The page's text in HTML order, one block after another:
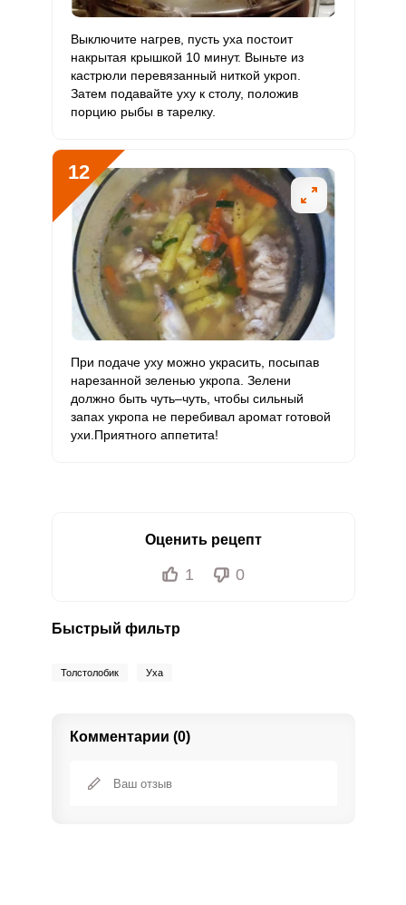
Выключите нагрев, пусть уха постоит
накрытая крышкой 10 минут. Выньте из
кастрюли перевязанный ниткой укроп.
Затем подавайте уху к столу, положив
порцию рыбы в тарелку.
12
При подаче уху можно украсить, посыпав
нарезанной зеленью укропа. Зелени
должно быть чуть‒чуть, чтобы сильный
запах укропа не перебивал аромат готовой
ухи.Приятного аппетита!
Оценить рецепт
1 0
Быстрый фильтр
Толстолобик Уха
Комментарии (0)